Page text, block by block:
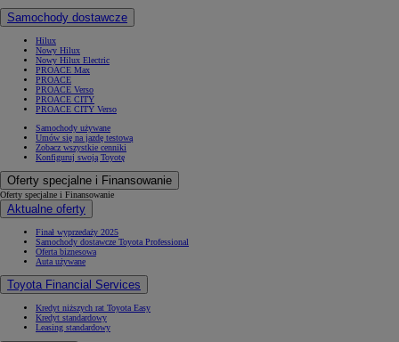
Samochody dostawcze
Hilux
Nowy Hilux
Nowy Hilux Electric
PROACE Max
PROACE
PROACE Verso
PROACE CITY
PROACE CITY Verso
Samochody używane
Umów się na jazdę testową
Zobacz wszystkie cenniki
Konfiguruj swoją Toyotę
Oferty specjalne i Finansowanie
Oferty specjalne i Finansowanie
Aktualne oferty
Finał wyprzedaży 2025
Samochody dostawcze Toyota Professional
Oferta biznesowa
Auta używane
Toyota Financial Services
Kredyt niższych rat Toyota Easy
Kredyt standardowy
Leasing standardowy